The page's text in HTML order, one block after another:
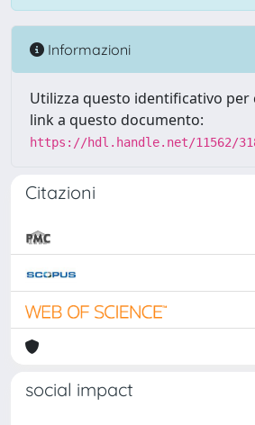
Informazioni
Utilizza questo identificativo per
link a questo documento:
https://hdl.handle.net/11562/
Citazioni
social impact